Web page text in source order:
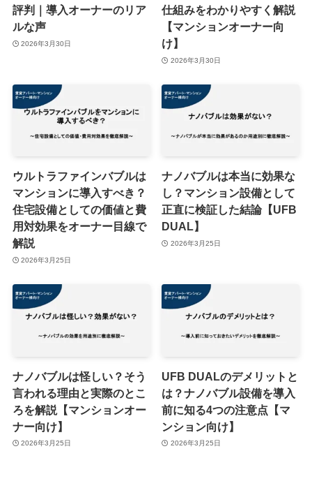
評判｜導入オーナーのリア
ルな声
2026年3月30日
仕組みをわかりやすく解説
【マンションオーナー向
け】
2026年3月30日
ウルトラファインバブルは
マンションに導入すべき？
住宅設備としての価値と費
用対効果をオーナー目線で
解説
2026年3月25日
ナノバブルは本当に効果な
し？マンション設備として
正直に検証した結論【UFB
DUAL】
2026年3月25日
ナノバブルは怪しい？そう
言われる理由と実際のとこ
ろを解説【マンションオー
ナー向け】
2026年3月25日
UFB DUALのデメリットと
は？ナノバブル設備を導入
前に知る4つの注意点【マ
ンション向け】
2026年3月25日